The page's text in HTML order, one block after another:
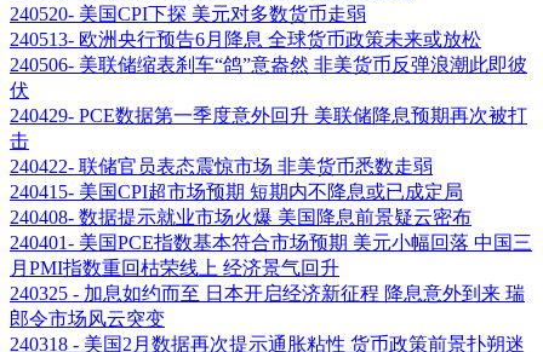
240520- 美国CPI下探 美元对多数货币走弱
240513- 欧洲央行预告6月降息 全球货币政策未来或放松
240506- 美联储缩表刹车“鸽”意盎然 非美货币反弹浪潮此即彼
伏
240429- PCE数据第一季度意外回升 美联储降息预期再次被打
击
240422- 联储官员表态震惊市场 非美货币悉数走弱
240415- 美国CPI超市场预期 短期内不降息或已成定局
240408- 数据提示就业市场火爆 美国降息前景疑云密布
240401- 美国PCE指数基本符合市场预期 美元小幅回落 中国三
月PMI指数重回枯荣线上 经济景气回升
240325 - 加息如约而至 日本开启经济新征程 降息意外到来 瑞
郎令市场风云突变
240318 - 美国2月数据再次提示通胀粘性 货币政策前景扑朔迷